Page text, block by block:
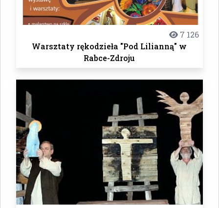
7 126
Warsztaty rękodzieła "Pod Lilianną" w
Rabce-Zdroju